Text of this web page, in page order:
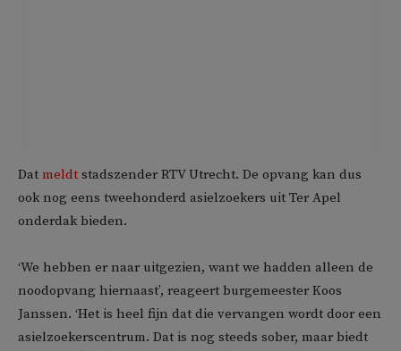
Dat meldt stadszender RTV Utrecht. De opvang kan dus
ook nog eens tweehonderd asielzoekers uit Ter Apel
onderdak bieden.
‘We hebben er naar uitgezien, want we hadden alleen de
noodopvang hiernaast’, reageert burgemeester Koos
Janssen. ‘Het is heel fijn dat die vervangen wordt door een
asielzoekerscentrum. Dat is nog steeds sober, maar biedt